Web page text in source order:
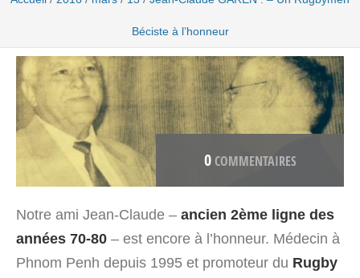
Béciste à l’honneur
0COMMENTAIRES
Notre ami Jean-Claude – ancien 2ème ligne des
années 70-80 – est encore à l’honneur. Médecin à
Phnom Penh depuis 1995 et promoteur du Rugby